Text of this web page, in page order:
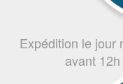
Expédition le jour
avant